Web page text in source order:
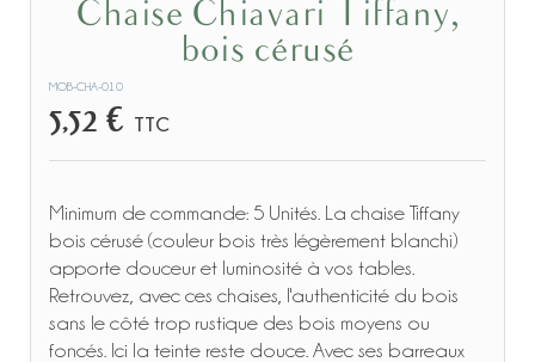
Chaise Chiavari Tiffany,
bois cérusé
MOB-CHA-010
5,52 € TTC
Minimum de commande: 5 Unités. La chaise Tiffany
bois cérusé (couleur bois très légèrement blanchi)
apporte douceur et luminosité à vos tables.
Retrouvez, avec ces chaises, l'authenticité du bois
sans le côté trop rustique des bois moyens ou
foncés. Ici la teinte reste douce. Avec ses barreaux